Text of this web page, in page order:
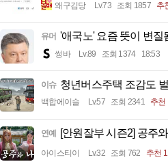
왜구김당 Lv.73 조회 1857 추
유머 '애국노' 요즘 뜻이 변질
썽바 Lv.89 조회 1374 18:53
이슈 청년버스주택 조감도
백합에이슬 Lv.57 조회 2341 추천
연예 [안원잘부 시즌2] 공주
아이스티이 Lv.32 조회 762 추천 1